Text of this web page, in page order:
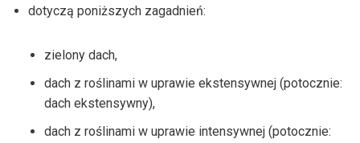
dotyczą poniższych zagadnień:
zielony dach,
dach z roślinami w uprawie ekstensywnej (potocznie:
dach ekstensywny),
dach z roślinami w uprawie intensywnej (potocznie: